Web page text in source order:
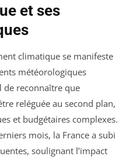
et ses
climatique se manifeste
météorologiques
de reconnaître que
reléguée au second plan,
et budgétaires complexes.
mois, la France a subi
soulignant l’impact